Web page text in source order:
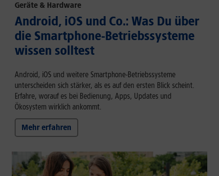
Geräte & Hardware
Android, iOS und Co.: Was Du über
die Smartphone-Betriebssysteme
wissen solltest
Android, iOS und weitere Smartphone-Betriebssysteme
unterscheiden sich stärker, als es auf den ersten Blick scheint.
Erfahre, worauf es bei Bedienung, Apps, Updates und
Ökosystem wirklich ankommt.
Mehr erfahren